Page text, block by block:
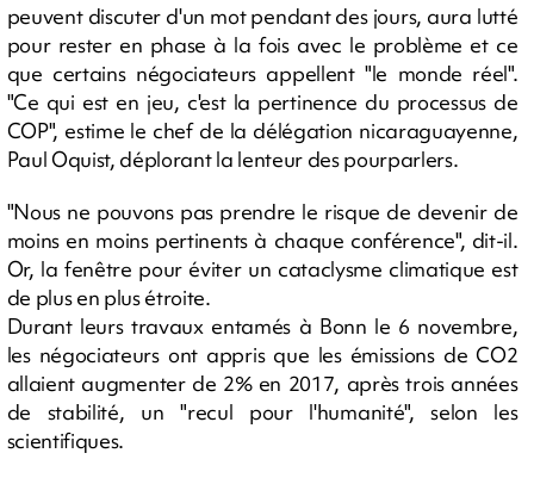
peuvent discuter d'un mot pendant des jours, aura lutté
pour rester en phase à la fois avec le problème et ce
que certains négociateurs appellent "le monde réel".
"Ce qui est en jeu, c'est la pertinence du processus de
COP", estime le chef de la délégation nicaraguayenne,
Paul Oquist, déplorant la lenteur des pourparlers.
"Nous ne pouvons pas prendre le risque de devenir de
moins en moins pertinents à chaque conférence", dit-il.
Or, la fenêtre pour éviter un cataclysme climatique est
de plus en plus étroite.
Durant leurs travaux entamés à Bonn le 6 novembre,
les négociateurs ont appris que les émissions de CO2
allaient augmenter de 2% en 2017, après trois années
de stabilité, un "recul pour l'humanité", selon les
scientifiques.